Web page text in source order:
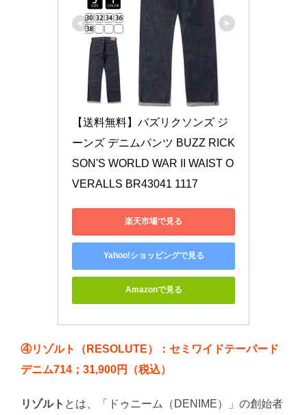
【送料無料】バズリクソンズ ジ
ーンズ デニムパンツ BUZZ RICK
SON'S WORLD WAR II WAIST O
VERALLS BR43041 1117
楽天市場で見る
Yahoo!ショッピングで見る
Amazonで見る
④リゾルト（RESOLUTE）：セミワイドテーパード
デニム714；31,900円（税込）
リゾルト とは、「ドゥニーム（DENIME）」の創始者